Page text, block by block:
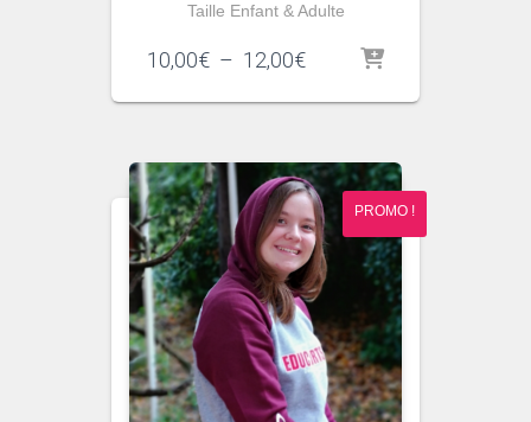
Taille Enfant & Adulte
10,00€ – 12,00€Plage
prix :
à
12,00€
PROMO !